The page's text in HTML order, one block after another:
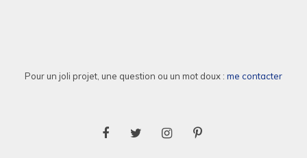
Pour un joli projet, une question ou un mot doux : me contacter